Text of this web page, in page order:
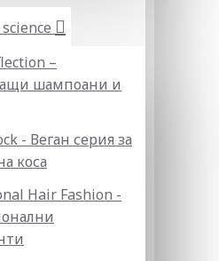
–
шампоани и
- Веган серия за
коса
Hair Fashion -